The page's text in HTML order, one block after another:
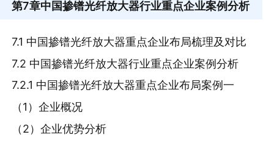
第7章中国掺镨光纤放大器行业重点企业案例分析
7.1 中国掺镨光纤放大器重点企业布局梳理及对比
7.2 中国掺镨光纤放大器行业重点企业案例分析
7.2.1 中国掺镨光纤放大器重点企业布局案例一
（1）企业概况
（2）企业优势分析